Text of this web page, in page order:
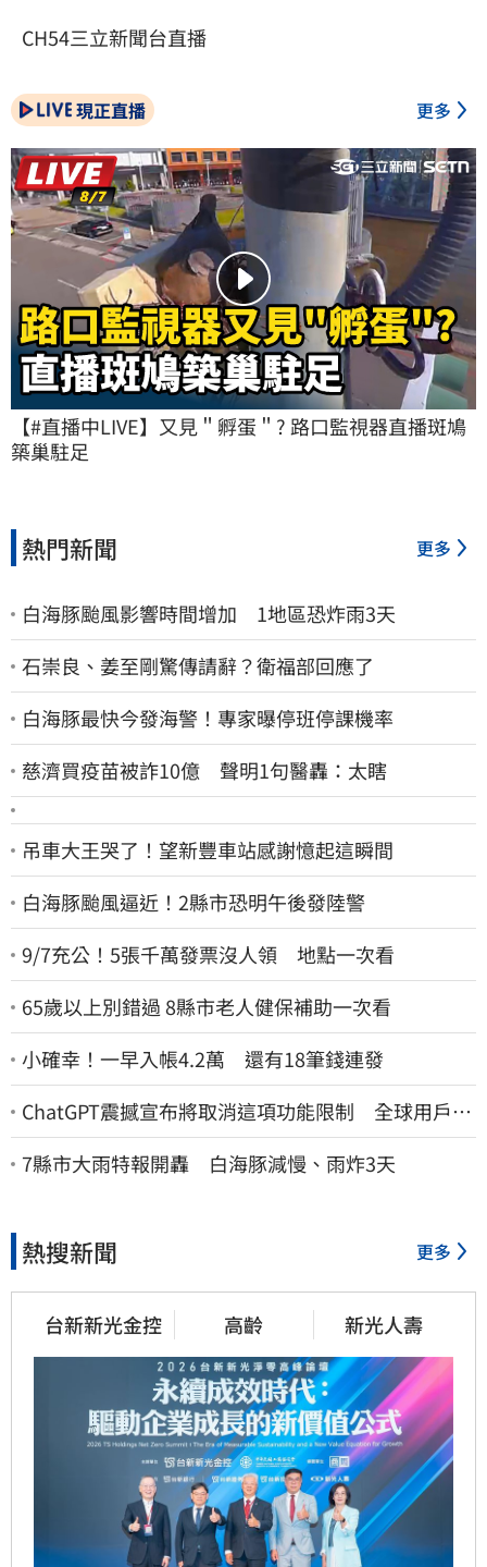
CH54三立新聞台直播
現正直播 更多
【#直播中LIVE】又見＂孵蛋＂? 路口監視器直播斑鳩
築巢駐足
熱門新聞 更多
白海豚颱風影響時間增加 1地區恐炸雨3天
石崇良、姜至剛驚傳請辭？衛福部回應了
白海豚最快今發海警！專家曝停班停課機率
慈濟買疫苗被詐10億 聲明1句醫轟：太瞎
吊車大王哭了！望新豐車站感謝憶起這瞬間
白海豚颱風逼近！2縣市恐明午後發陸警
9/7充公！5張千萬發票沒人領 地點一次看
65歲以上別錯過 8縣市老人健保補助一次看
小確幸！一早入帳4.2萬 還有18筆錢連發
ChatGPT震撼宣布將取消這項功能限制 全球用戶即
刻起「免費」用到飽
7縣市大雨特報開轟 白海豚減慢、雨炸3天
熱搜新聞 更多
台新新光金控 高齡 新光人壽